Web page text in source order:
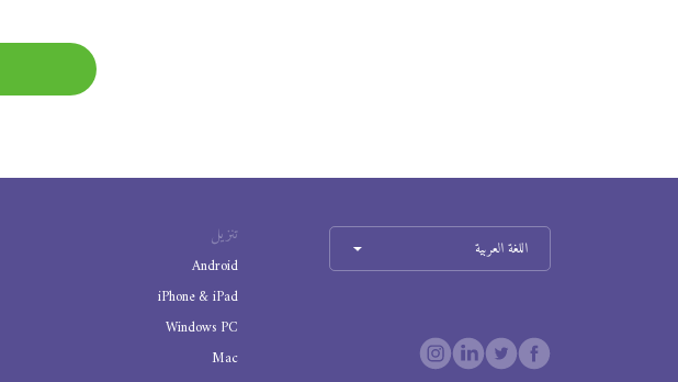
تنزيل
Android
iPhone & iPad
Windows PC
Mac
اللغة العربية